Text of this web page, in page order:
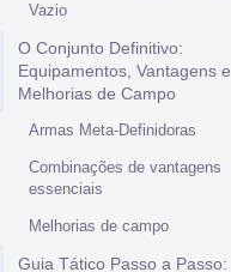
Vazio
O Conjunto Definitivo:
Equipamentos, Vantagens e
Melhorias de Campo
Armas Meta-Definidoras
Combinações de vantagens
essenciais
Melhorias de campo
Guia Tático Passo a Passo: